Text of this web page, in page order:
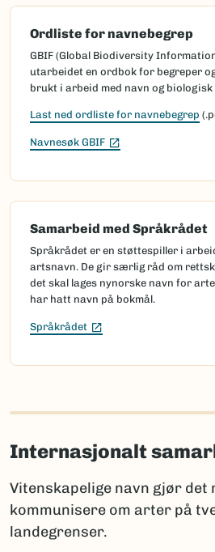
Ordliste for navnebegrep
GBIF (Global Biodiversity
utarbeidet en ordbok for begreper
brukt i arbeid med navn og
Last ned ordliste for navnebegrep
Navnesøk GBIF (Ekstern lenke)
Samarbeid med Språkrådet
Språkrådet er en støttespiller i
artsnavn. De gir særlig råd om
det skal lages nynorske navn for
har hatt navn på bokmål.
Språkrådet (Ekstern lenke)
Internasjonalt
Vitenskapelige navn gjør det
kommunisere om arter på
landegrenser.